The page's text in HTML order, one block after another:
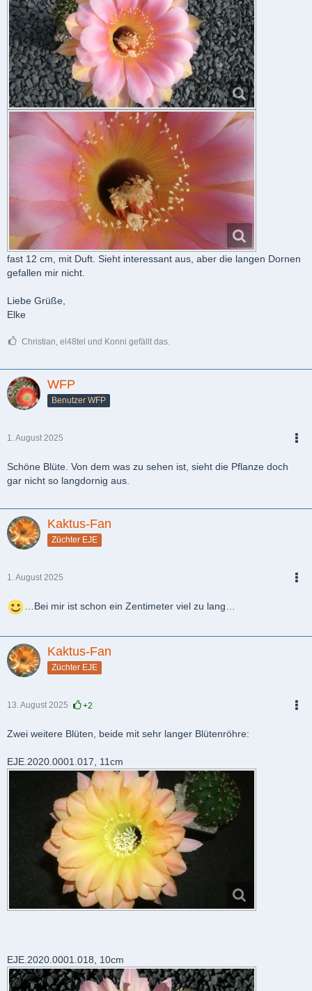
fast 12 cm, mit Duft. Sieht interessant aus, aber die langen Dornen
gefallen mir nicht.
Liebe Grüße,
Elke
Christian, el48tel und Konni gefällt das.
WFP
Benutzer WFP
1. August 2025
Schöne Blüte. Von dem was zu sehen ist, sieht die Pflanze doch
gar nicht so langdornig aus.
Kaktus-Fan
Züchter EJE
1. August 2025
…Bei mir ist schon ein Zentimeter viel zu lang…
Kaktus-Fan
Züchter EJE
13. August 2025 +2
Zwei weitere Blüten, beide mit sehr langer Blütenröhre:
EJE.2020.0001.017, 11cm
EJE.2020.0001.018, 10cm